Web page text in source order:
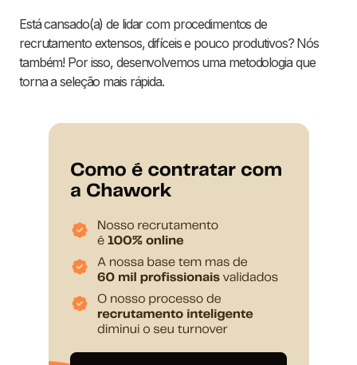
Está cansado(a) de lidar com procedimentos de
recrutamento extensos, difíceis e pouco produtivos? Nós
também! Por isso, desenvolvemos uma metodologia que
torna a seleção mais rápida.